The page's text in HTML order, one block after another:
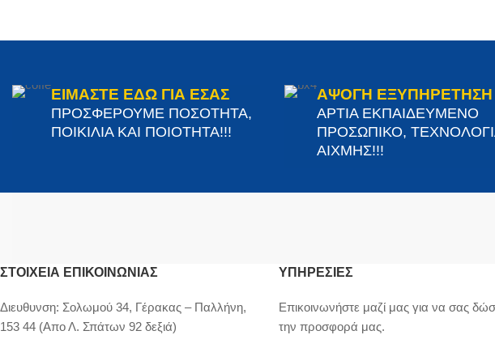
ΕΙΜΑΣΤΕ ΕΔΩ ΓΙΑ ΕΣΑΣ
ΠΡΟΣΦΕΡΟΥΜΕ ΠΟΣΟΤΗΤΑ,
ΠΟΙΚΙΛΙΑ ΚΑΙ ΠΟΙΟΤΗΤΑ!!!
ΑΨΟΓΗ ΕΞΥΠΗΡΕΤΗΣΗ
ΑΡΤΙΑ ΕΚΠΑΙΔΕΥΜΕΝΟ
ΠΡΟΣΩΠΙΚΟ,
ΑΙΧΜΗΣ!!!
ΣΤΟΙΧΕΊΑ ΕΠΙΚΟΙΝΩΝΊΑΣ
Διευθυνση: Σολωμού 34, Γέρακας – Παλλήνη,
153 44 (Απο Λ. Σπάτων 92 δεξιά)
ΥΠΗΡΕΣΙΕΣ
Επικοινωνήστε μαζί μας για να σας
την προσφορά μας.